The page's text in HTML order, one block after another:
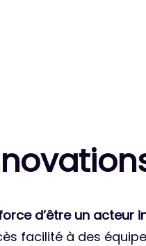
d’être un
facilité à des